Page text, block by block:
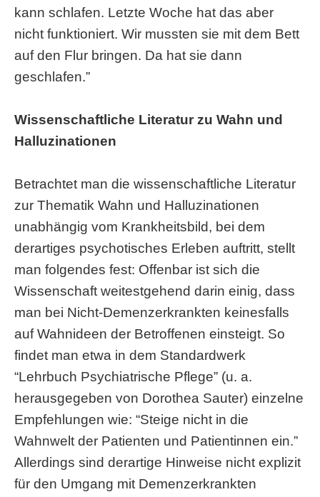
kann schlafen. Letzte Woche hat das aber
nicht funktioniert. Wir mussten sie mit dem Bett
auf den Flur bringen. Da hat sie dann
geschlafen.”
Wissenschaftliche Literatur zu Wahn und
Halluzinationen
Betrachtet man die wissenschaftliche Literatur
zur Thematik Wahn und Halluzinationen
unabhängig vom Krankheitsbild, bei dem
derartiges psychotisches Erleben auftritt, stellt
man folgendes fest: Offenbar ist sich die
Wissenschaft weitestgehend darin einig, dass
man bei Nicht-Demenzerkrankten keinesfalls
auf Wahnideen der Betroffenen einsteigt. So
findet man etwa in dem Standardwerk
“Lehrbuch Psychiatrische Pflege” (u. a.
herausgegeben von Dorothea Sauter) einzelne
Empfehlungen wie: “Steige nicht in die
Wahnwelt der Patienten und Patientinnen ein.”
Allerdings sind derartige Hinweise nicht explizit
für den Umgang mit Demenzerkrankten